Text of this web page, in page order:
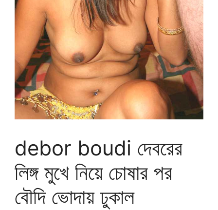
debor boudi দেবরের
লিঙ্গ মুখে নিয়ে চোষার পর
বৌদি ভোদায় ঢুকাল